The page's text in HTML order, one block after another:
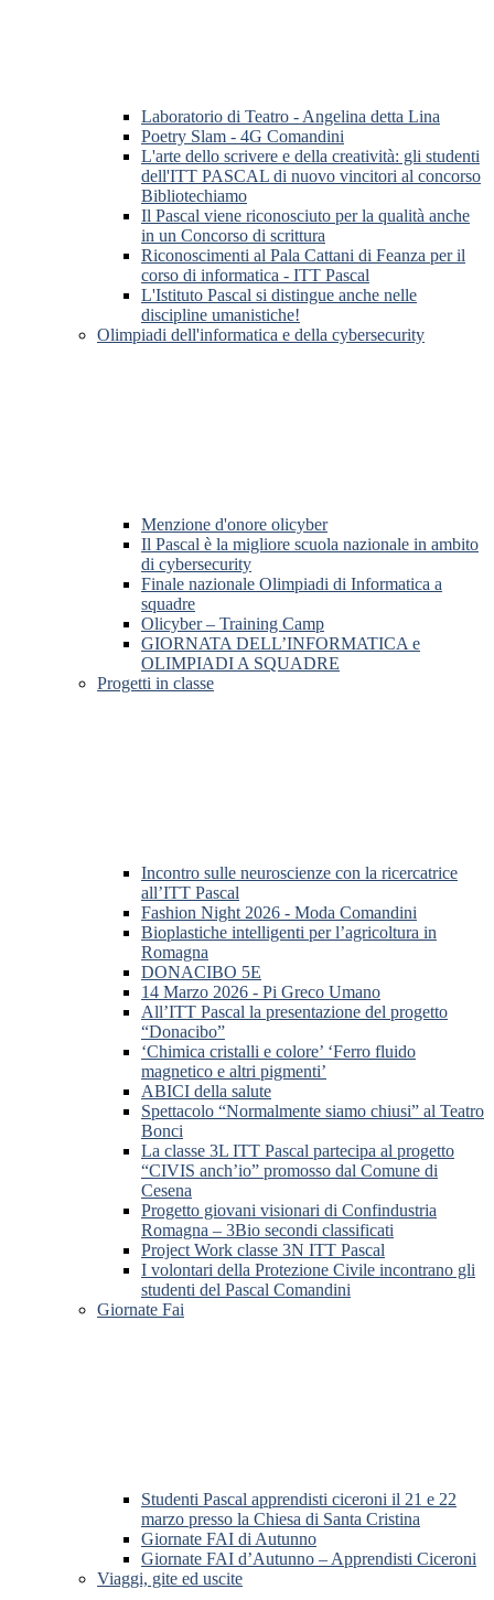
Laboratorio di Teatro - Angelina detta Lina
Poetry Slam - 4G Comandini
L'arte dello scrivere e della creatività: gli studenti
dell'ITT PASCAL di nuovo vincitori al concorso
Bibliotechiamo
Il Pascal viene riconosciuto per la qualità anche
in un Concorso di scrittura
Riconoscimenti al Pala Cattani di Feanza per il
corso di informatica - ITT Pascal
L'Istituto Pascal si distingue anche nelle
discipline umanistiche!
Olimpiadi dell'informatica e della cybersecurity
Menzione d'onore olicyber
Il Pascal è la migliore scuola nazionale in ambito
di cybersecurity
Finale nazionale Olimpiadi di Informatica a
squadre
Olicyber – Training Camp
GIORNATA DELL’INFORMATICA e
OLIMPIADI A SQUADRE
Progetti in classe
Incontro sulle neuroscienze con la ricercatrice
all’ITT Pascal
Fashion Night 2026 - Moda Comandini
Bioplastiche intelligenti per l’agricoltura in
Romagna
DONACIBO 5E
14 Marzo 2026 - Pi Greco Umano
All’ITT Pascal la presentazione del progetto
“Donacibo”
‘Chimica cristalli e colore’ ‘Ferro fluido
magnetico e altri pigmenti’
ABICI della salute
Spettacolo “Normalmente siamo chiusi” al Teatro
Bonci
La classe 3L ITT Pascal partecipa al progetto
“CIVIS anch’io” promosso dal Comune di
Cesena
Progetto giovani visionari di Confindustria
Romagna – 3Bio secondi classificati
Project Work classe 3N ITT Pascal
I volontari della Protezione Civile incontrano gli
studenti del Pascal Comandini
Giornate Fai
Studenti Pascal apprendisti ciceroni il 21 e 22
marzo presso la Chiesa di Santa Cristina
Giornate FAI di Autunno
Giornate FAI d’Autunno – Apprendisti Ciceroni
Viaggi, gite ed uscite